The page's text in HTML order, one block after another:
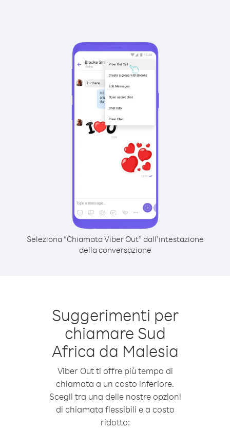
Seleziona “Chiamata Viber Out” dall’intestazione
della conversazione
Suggerimenti per
chiamare Sud
Africa da Malesia
Viber Out ti offre più tempo di
chiamata a un costo inferiore.
Scegli tra una delle nostre opzioni
di chiamata flessibili e a costo
ridotto: